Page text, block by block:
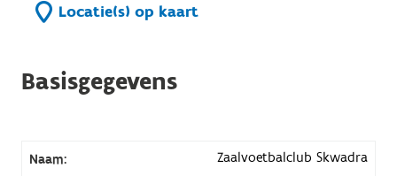
Locatie(s) op kaart
Basisgegevens
Naam: Zaalvoetbalclub Skwadra